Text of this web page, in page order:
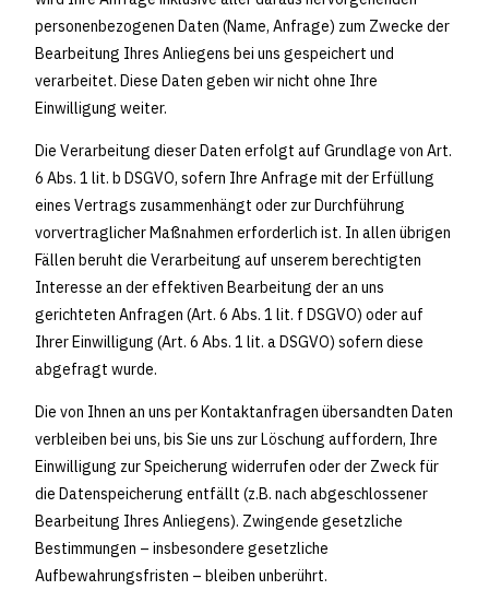
personenbezogenen Daten (Name, Anfrage) zum Zwecke der
Bearbeitung Ihres Anliegens bei uns gespeichert und
verarbeitet. Diese Daten geben wir nicht ohne Ihre
Einwilligung weiter.
Die Verarbeitung dieser Daten erfolgt auf Grundlage von Art.
6 Abs. 1 lit. b DSGVO, sofern Ihre Anfrage mit der Erfüllung
eines Vertrags zusammenhängt oder zur Durchführung
vorvertraglicher Maßnahmen erforderlich ist. In allen übrigen
Fällen beruht die Verarbeitung auf unserem berechtigten
Interesse an der effektiven Bearbeitung der an uns
gerichteten Anfragen (Art. 6 Abs. 1 lit. f DSGVO) oder auf
Ihrer Einwilligung (Art. 6 Abs. 1 lit. a DSGVO) sofern diese
abgefragt wurde.
Die von Ihnen an uns per Kontaktanfragen übersandten Daten
verbleiben bei uns, bis Sie uns zur Löschung auffordern, Ihre
Einwilligung zur Speicherung widerrufen oder der Zweck für
die Datenspeicherung entfällt (z.B. nach abgeschlossener
Bearbeitung Ihres Anliegens). Zwingende gesetzliche
Bestimmungen – insbesondere gesetzliche
Aufbewahrungsfristen – bleiben unberührt.